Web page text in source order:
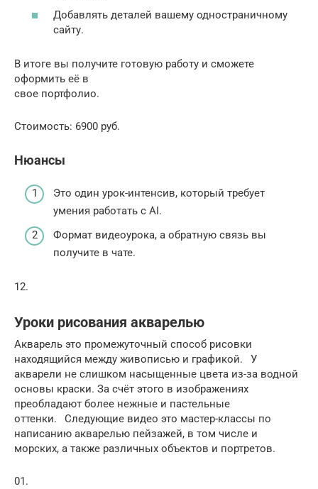
Добавлять деталей вашему одностраничному
сайту.
В итоге вы получите готовую работу и сможете
оформить её в
свое портфолио.
Стоимость: 6900 руб.
Нюансы
Это один урок-интенсив, который требует
умения работать с AI.
Формат видеоурока, а обратную связь вы
получите в чате.
12.
Уроки рисования акварелью
Акварель это промежуточный способ рисовки
находящийся между живописью и графикой.⠀У
акварели не слишком насыщенные цвета из-за водной
основы краски. За счёт этого в изображениях
преобладают более нежные и пастельные
оттенки.⠀Следующие видео это мастер-классы по
написанию акварелью пейзажей, в том числе и
морских, а также различных объектов и портретов.
01.